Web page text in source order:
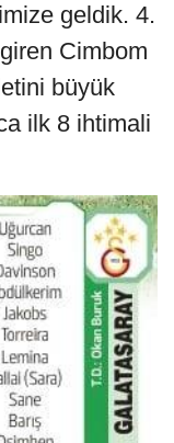
geldik. 4.
Cimbom
büyük
ilk 8 ihtimali